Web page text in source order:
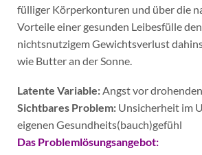
fülliger Körperkonturen und über die
Vorteile einer gesunden Leibesfülle
nichtsnutzigem Gewichtsverlust
wie Butter an der Sonne.
Latente Variable:Angst vor
Sichtbares Problem:Unsicherheit im
eigenen Gesundheits(bauch)gefühl
Das Problemlösungsangebot: